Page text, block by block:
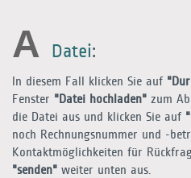
A Datei:
In diesem Fall klicken Sie auf
Fenster "Datei hochladen" zum
die Datei aus und klicken Sie auf
noch Rechnungsnummer und -
Kontaktmöglichkeiten für
"senden" weiter unten aus.